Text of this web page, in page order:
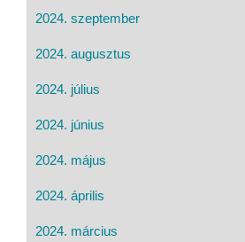
2024. szeptember
2024. augusztus
2024. július
2024. június
2024. május
2024. április
2024. március